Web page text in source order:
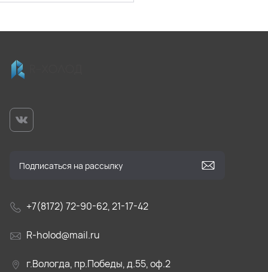
+7(8172) 72-90-62, 21-17-42
R-holod@mail.ru
г.Вологда, пр.Победы, д.55, оф.2